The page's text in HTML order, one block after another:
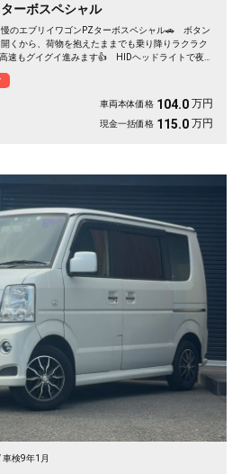
ーボスペシャル
のエブリイワゴンPZターボスペシャル🚗 ボタン
くから、荷物を抱えたままでも乗り降りラクラク
速もグイグイ進みます👍 HIDヘッドライトで夜
る一台です🚗 前向きな一歩を応援する《1年保証
車両本体価格 104.0 万円
現金一括価格 115.0 万円
車検9年1月